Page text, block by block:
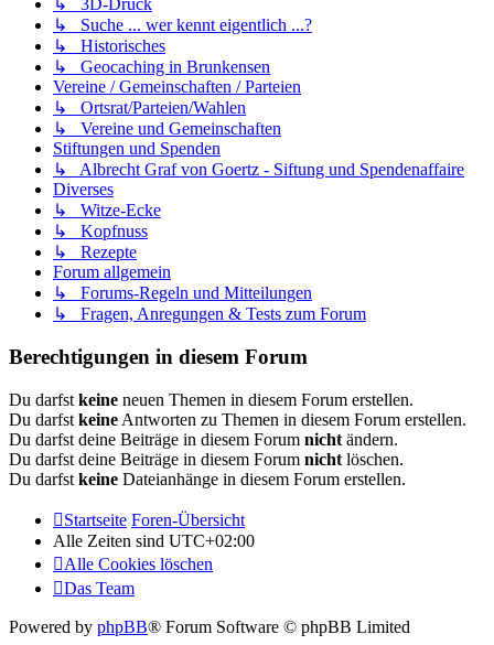
↳ 3D-Druck
↳ Suche ... wer kennt eigentlich ...?
↳ Historisches
↳ Geocaching in Brunkensen
Vereine / Gemeinschaften / Parteien
↳ Ortsrat/Parteien/Wahlen
↳ Vereine und Gemeinschaften
Stiftungen und Spenden
↳ Albrecht Graf von Goertz - Siftung und Spendenaffaire
Diverses
↳ Witze-Ecke
↳ Kopfnuss
↳ Rezepte
Forum allgemein
↳ Forums-Regeln und Mitteilungen
↳ Fragen, Anregungen & Tests zum Forum
Berechtigungen in diesem Forum
Du darfst keine neuen Themen in diesem Forum erstellen.
Du darfst keine Antworten zu Themen in diesem Forum erstellen.
Du darfst deine Beiträge in diesem Forum nicht ändern.
Du darfst deine Beiträge in diesem Forum nicht löschen.
Du darfst keine Dateianhänge in diesem Forum erstellen.
Startseite Foren-Übersicht
Alle Zeiten sind UTC+02:00
Alle Cookies löschen
Das Team
Powered by phpBB® Forum Software © phpBB Limited